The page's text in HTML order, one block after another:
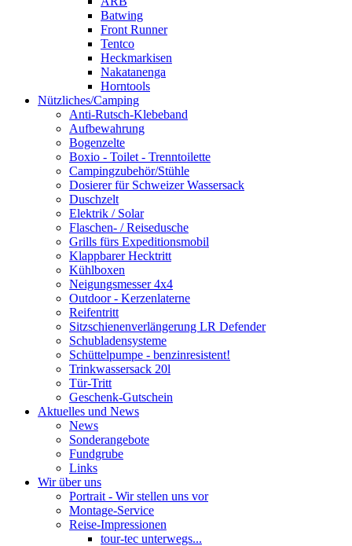
Batwing
Front Runner
Tentco
Heckmarkisen
Nakatanenga
Horntools
Nützliches/Camping
Anti-Rutsch-Klebeband
Aufbewahrung
Bogenzelte
Boxio - Toilet - Trenntoilette
Campingzubehör/Stühle
Dosierer für Schweizer Wassersack
Duschzelt
Elektrik / Solar
Flaschen- / Reisedusche
Grills fürs Expeditionsmobil
Klappbarer Hecktritt
Kühlboxen
Neigungsmesser 4x4
Outdoor - Kerzenlaterne
Reifentritt
Sitzschienenverlängerung LR Defender
Schubladensysteme
Schüttelpumpe - benzinresistent!
Trinkwassersack 20l
Tür-Tritt
Geschenk-Gutschein
Aktuelles und News
News
Sonderangebote
Fundgrube
Links
Wir über uns
Portrait - Wir stellen uns vor
Montage-Service
Reise-Impressionen
tour-tec unterwegs...